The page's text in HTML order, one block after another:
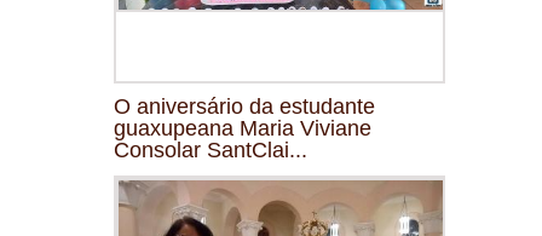
O aniversário da estudante
guaxupeana Maria Viviane
Consolar SantClai...